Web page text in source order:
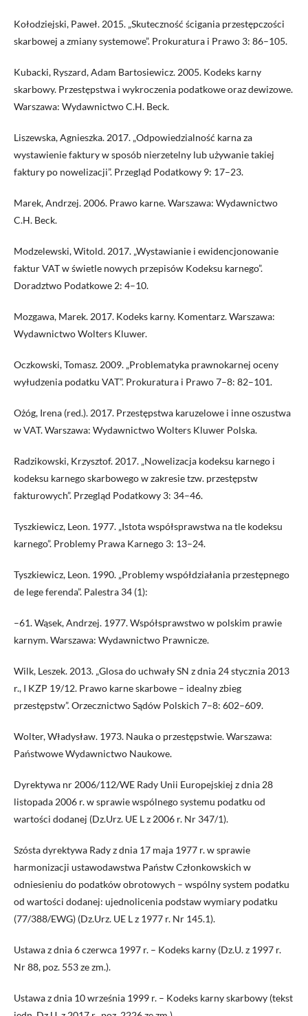
Kołodziejski, Paweł. 2015. „Skuteczność ścigania przestępczości
skarbowej a zmiany systemowe”. Prokuratura i Prawo 3: 86–105.
Kubacki, Ryszard, Adam Bartosiewicz. 2005. Kodeks karny
skarbowy. Przestępstwa i wykroczenia podatkowe oraz dewizowe.
Warszawa: Wydawnictwo C.H. Beck.
Liszewska, Agnieszka. 2017. „Odpowiedzialność karna za
wystawienie faktury w sposób nierzetelny lub używanie takiej
faktury po nowelizacji”. Przegląd Podatkowy 9: 17–23.
Marek, Andrzej. 2006. Prawo karne. Warszawa: Wydawnictwo
C.H. Beck.
Modzelewski, Witold. 2017. „Wystawianie i ewidencjonowanie
faktur VAT w świetle nowych przepisów Kodeksu karnego”.
Doradztwo Podatkowe 2: 4–10.
Mozgawa, Marek. 2017. Kodeks karny. Komentarz. Warszawa:
Wydawnictwo Wolters Kluwer.
Oczkowski, Tomasz. 2009. „Problematyka prawnokarnej oceny
wyłudzenia podatku VAT”. Proku­ratura i Prawo 7–8: 82–101.
Ożóg, Irena (red.). 2017. Przestępstwa karuzelowe i inne oszustwa
w VAT. Warszawa: Wydawnictwo Wolters Kluwer Polska.
Radzikowski, Krzysztof. 2017. „Nowelizacja kodeksu karnego i
kodeksu karnego skarbowego w zakresie tzw. przestępstw
fakturowych”. Przegląd Podatkowy 3: 34–46.
Tyszkiewicz, Leon. 1977. „Istota współsprawstwa na tle kodeksu
karnego”. Problemy Prawa Karnego 3: 13–24.
Tyszkiewicz, Leon. 1990. „Problemy współdziałania przestępnego
de lege ferenda”. Palestra 34 (1):
–61. Wąsek, Andrzej. 1977. Współsprawstwo w polskim prawie
karnym. Warszawa: Wydawnictwo Prawnicze.
Wilk, Leszek. 2013. „Glosa do uchwały SN z dnia 24 stycznia 2013
r., I KZP 19/12. Prawo karne skarbowe – idealny zbieg
przestępstw”. Orzecznictwo Sądów Polskich 7–8: 602–609.
Wolter, Władysław. 1973. Nauka o przestępstwie. Warszawa:
Państwowe Wydawnictwo Naukowe.
Dyrektywa nr 2006/112/WE Rady Unii Europejskiej z dnia 28
listopada 2006 r. w sprawie wspólnego systemu podatku od
wartości dodanej (Dz.Urz. UE L z 2006 r. Nr 347/1).
Szósta dyrektywa Rady z dnia 17 maja 1977 r. w sprawie
harmonizacji ustawodawstwa Państw Członkowskich w
odniesieniu do podatków obrotowych – wspólny system podatku
od wartości dodanej: ujednolicenia podstaw wymiary podatku
(77/388/EWG) (Dz.Urz. UE L z 1977 r. Nr 145.1).
Ustawa z dnia 6 czerwca 1997 r. – Kodeks karny (Dz.U. z 1997 r.
Nr 88, poz. 553 ze zm.).
Ustawa z dnia 10 września 1999 r. – Kodeks karny skarbowy (tekst